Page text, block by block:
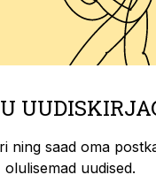
ning saad oma
olulisemad uudised.